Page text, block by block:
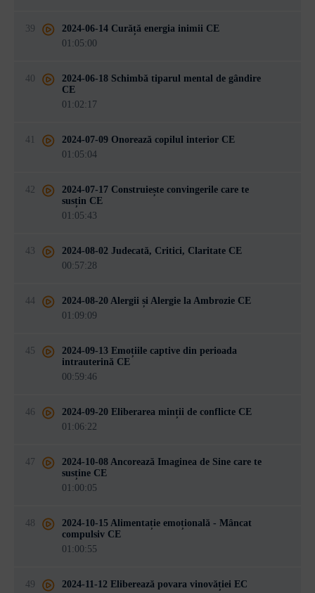
39
2024-06-14 Curăță energia inimii CE
01:05:00
40
2024-06-18 Schimbă tiparul mental de gândire
CE
01:02:17
41
2024-07-09 Onorează copilul interior CE
01:05:04
42
2024-07-17 Construiește convingerile care te
susțin CE
01:05:43
43
2024-08-02 Judecată, Critici, Claritate CE
00:57:28
44
2024-08-20 Alergii și Alergie la Ambrozie CE
01:09:09
45
2024-09-13 Emoțiile captive din perioada
intrauterină CE
00:59:46
46
2024-09-20 Eliberarea minții de conflicte CE
01:06:22
47
2024-10-08 Ancorează Imaginea de Sine care te
susține CE
01:00:05
48
2024-10-15 Alimentație emoțională - Mâncat
compulsiv CE
01:00:55
49
2024-11-12 Eliberează povara vinovăției EC